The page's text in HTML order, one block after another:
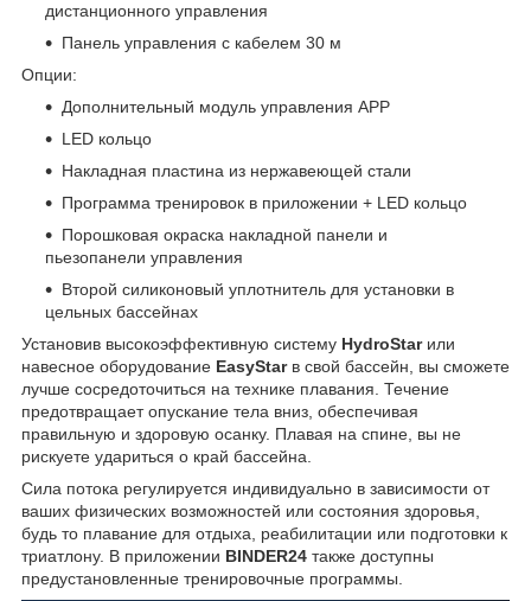
дистанционного управления
Панель управления с кабелем 30 м
Опции:
Дополнительный модуль управления APP
LED кольцо
Накладная пластина из нержавеющей стали
Программа тренировок в приложении + LED кольцо
Порошковая окраска накладной панели и
пьезопанели управления
Второй силиконовый уплотнитель для установки в
цельных бассейнах
Установив высокоэффективную систему HydroStarили
навесное оборудование EasyStarв свой бассейн, вы сможете
лучше сосредоточиться на технике плавания. Течение
предотвращает опускание тела вниз, обеспечивая
правильную и здоровую осанку. Плавая на спине, вы не
рискуете удариться о край бассейна.
Сила потока регулируется индивидуально в зависимости от
ваших физических возможностей или состояния здоровья,
будь то плавание для отдыха, реабилитации или подготовки к
триатлону. В приложении BINDER24 также доступны
предустановленные тренировочные программы.